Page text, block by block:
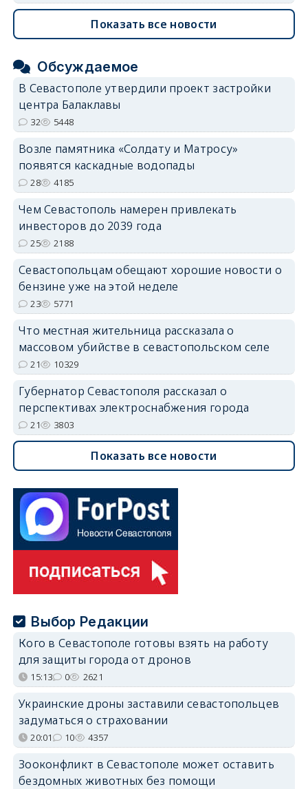
Показать все новости
Обсуждаемое
В Севастополе утвердили проект застройки
центра Балаклавы
32 5448
Возле памятника «Солдату и Матросу»
появятся каскадные водопады
28 4185
Чем Севастополь намерен привлекать
инвесторов до 2039 года
25 2188
Севастопольцам обещают хорошие новости о
бензине уже на этой неделе
23 5771
Что местная жительница рассказала о
массовом убийстве в севастопольском селе
21 10329
Губернатор Севастополя рассказал о
перспективах электроснабжения города
21 3803
Показать все новости
Выбор Редакции
Кого в Севастополе готовы взять на работу
для защиты города от дронов
15:13 0 2621
Украинские дроны заставили севастопольцев
задуматься о страховании
20:01 10 4357
Зооконфликт в Севастополе может оставить
бездомных животных без помощи